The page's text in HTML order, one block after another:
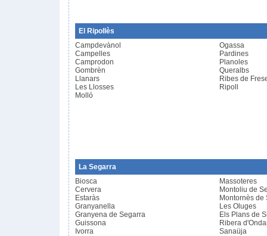
El Ripollès
Campdevànol
Campelles
Camprodon
Gombrèn
Llanars
Les Llosses
Molló
Ogassa
Pardines
Planoles
Queralbs
Ribes de
Ripoll
La Segarra
Biosca
Cervera
Estaràs
Granyanella
Granyena de Segarra
Guissona
Ivorra
Massoteres
Montoliu de
Montornès de
Les Oluges
Els Plans de
Ribera
Sanaüja